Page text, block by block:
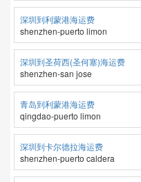
深圳到利蒙港海运费
shenzhen-puerto limon
深圳到圣荷西(圣何塞)海运费
shenzhen-san jose
青岛到利蒙港海运费
qingdao-puerto limon
深圳到卡尔德拉海运费
shenzhen-puerto caldera